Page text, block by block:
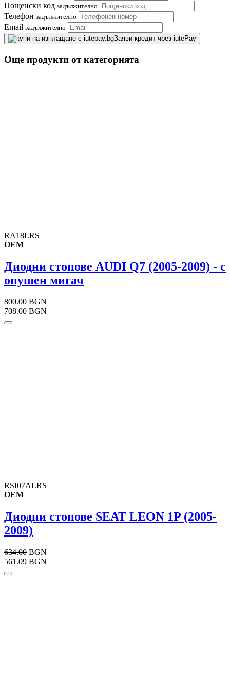
Пощенски код задължително
Телефон задължително
Email задължително
Заяви кредит чрез iutePay
Още продукти от категорията
RA18LRS
OEM
Диодни стопове AUDI Q7 (2005-2009) - с
опушен мигач
800.00 BGN
708.00 BGN
RSI07ALRS
OEM
Диодни стопове SEAT LEON 1P (2005-
2009)
634.00 BGN
561.09 BGN